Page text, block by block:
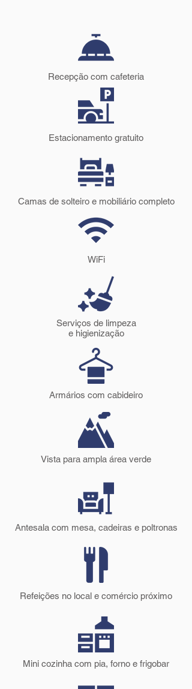
Recepção com cafeteria
Estacionamento gratuito
Camas de solteiro e mobiliário completo
WiFi
Serviços de limpeza
e higienização
Armários com cabideiro
Vista para ampla área verde
Antesala com mesa, cadeiras e poltronas
Refeições no local e comércio próximo
Mini cozinha com pia, forno e frigobar